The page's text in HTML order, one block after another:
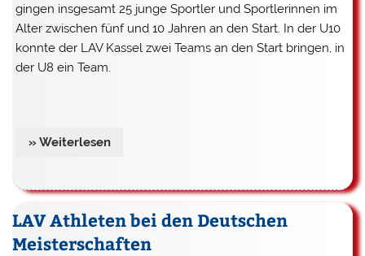
gingen insgesamt 25 junge Sportler und Sportlerinnen im
Alter zwischen fünf und 10 Jahren an den Start. In der U10
konnte der LAV Kassel zwei Teams an den Start bringen, in
der U8 ein Team.
» Weiterlesen
LAV Athleten bei den Deutschen
Meisterschaften